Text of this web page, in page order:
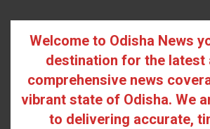
Welcome to Odisha News
destination for the latest
comprehensive news
vibrant state of Odisha. We
to delivering accurate,